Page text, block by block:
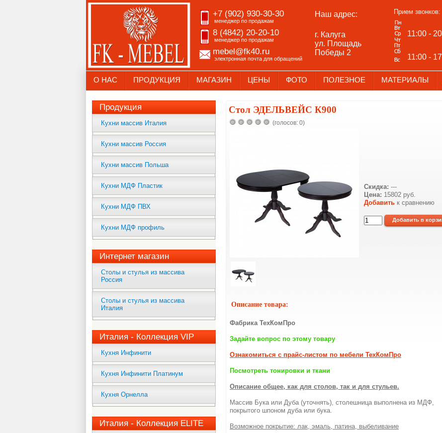
Наш адрес:
г. Калуга
ул. Площадь
Победы 2
+7 (902) 930-30-30
менеджер по продажам
8 (4842) 20-20-10
менеджер по продажам
mebel@fk40.ru
электронная почта для обращений
Прием звонков:
11:00 -
11:00 -
О НАС ПРОДУКЦИЯ МАГАЗИН ЦЕНЫ ФОТО ПОЛЕЗНОЕ МАТЕРИАЛЫ
Продукция
Кухни массив Италия
Кухни массив Россия
Кухни массив Польша
Кухни МДФ Пластик
Кухни МДФ ПВХ
Кухни МДФ профиль
Интернет магазин
Столы и стулья из массива
Россия
Столы и стулья из массива
Италия
Италия - Коллекция VIP
Кухня Инфинити
Кухня Инфинити Платинум
Кухня Орнелла
Италия - Коллекция ELITE
Стол ЭДЕЛЬВЕЙС К900
(голосов: 0)
Скидка: ---
Цена: 15802 руб.
Добавить к сравнению
Описание товара:
Фабрика ТехКомПро
Задайте вопрос по этому товару
Ознакомиться с прайс-листом по мебели ТехКомПро
Посмотреть тонировки и ткани
Описание общее, как для столов, так и для стульев.
Массив Бука или Дуба (уточнять), столешница выполнена из МДФ,
покрытого шпоном дуба или бука.
Возможное покрытие: лак, эмаль, патина, выбеливание